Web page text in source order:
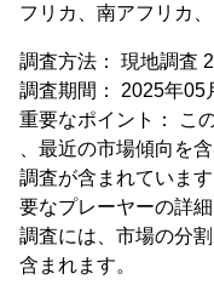
フリカ、南アフリカ
調査方法： 現地調査
調査期間： 2025年05
重要なポイント： こ
、最近の市場傾向を
調査が含まれていま
要なプレーヤーの詳
調査には、市場の分
含まれます。